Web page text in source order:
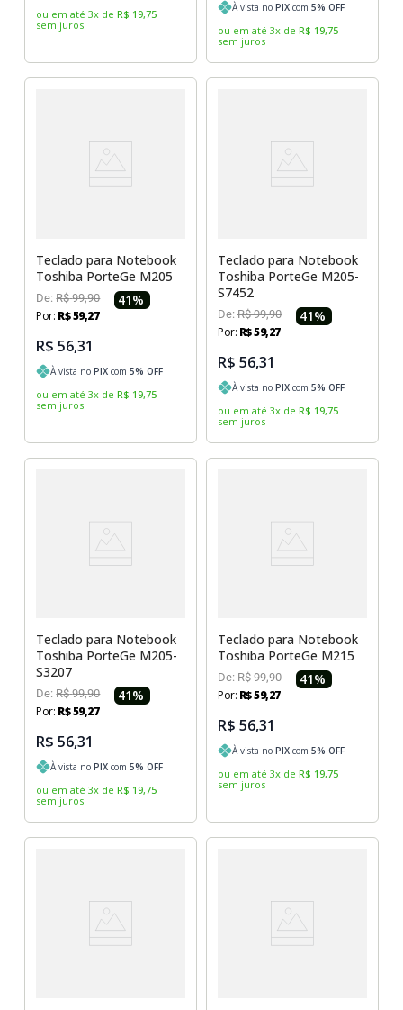
ou em até 3x de R$ 19,75
sem juros
À vista no PIX com 5% OFF
ou em até 3x de R$ 19,75
sem juros
Teclado para Notebook
Toshiba PorteGe M205
De:R$ 99,90 41%
Por: R$59,27
R$ 56,31
À vista noPIX com5% OFF
ou em até 3x de R$ 19,75
sem juros
Teclado para Notebook
Toshiba PorteGe M205-
S7452
De: R$ 99,90 41%
Por: R$59,27
R$ 56,31
À vista no PIX com 5% OFF
ou em até 3x de R$ 19,75
sem juros
Teclado para Notebook
Toshiba PorteGe M205-
S3207
De:R$ 99,90 41%
Por: R$59,27
R$ 56,31
À vista noPIX com5% OFF
ou em até 3x de R$ 19,75
sem juros
Teclado para Notebook
Toshiba PorteGe M215
De: R$ 99,90 41%
Por: R$59,27
R$ 56,31
À vista no PIX com 5% OFF
ou em até 3x de R$ 19,75
sem juros